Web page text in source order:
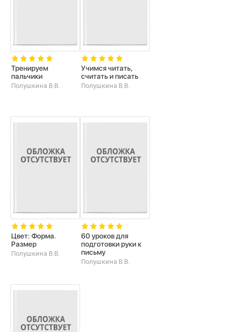
Тренируем
пальчики
Полушкина В.В.
Учимся читать,
считать и писать
Полушкина В.В.
Цвет: Форма.
Размер
Полушкина В.В.
60 уроков для
подготовки руки к
письму
Полушкина В.В.